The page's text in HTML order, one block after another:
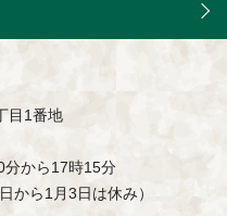
目1番地
から17時15分
から1月3日は休み）